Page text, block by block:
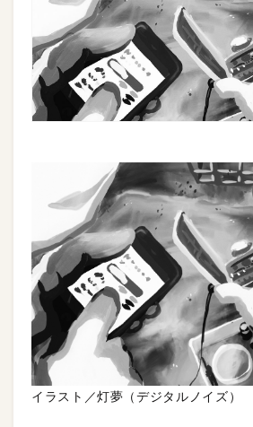
イラスト／灯夢（デジタルノイズ）